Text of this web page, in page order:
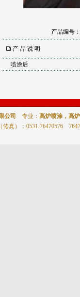
产品编号：
产 品 说 明
喷涂后
公司 专业： 高炉喷涂，高
传真）
：0531-76470576